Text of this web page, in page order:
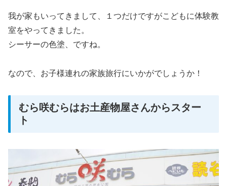
我が家もいってきまして、１つだけですがこどもに体験教
室をやってきました。
シーサーの色塗、ですね。
なので、お子様連れの家族旅行にいかがでしょうか！
むら咲むらはお土産物屋さんからスター
ト